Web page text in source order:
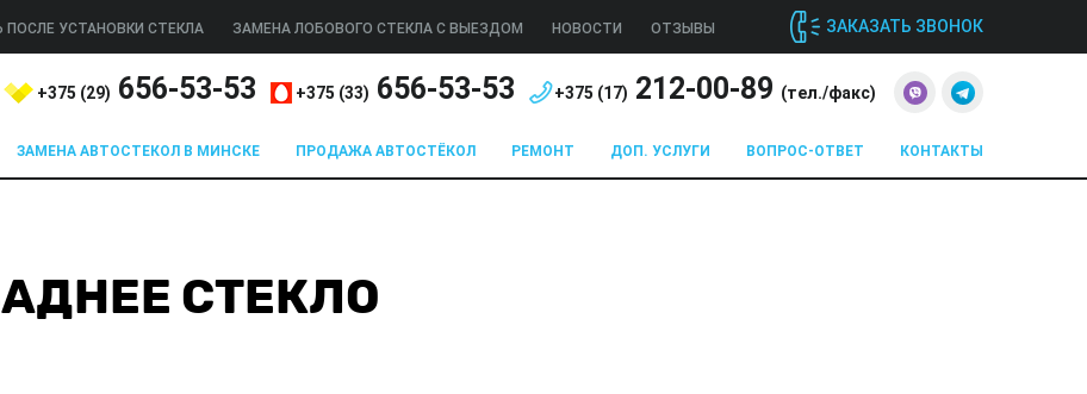
ПОСЛЕ УСТАНОВКИ СТЕКЛА ЗАМЕНА ЛОБОВОГО СТЕКЛА С ВЫЕЗДОМ НОВОСТИ ОТЗЫВЫ ЗАКАЗАТЬ ЗВОНОК
+375 (29) 656-53-53 +375 (33) 656-53-53 +375 (17) 212-00-89 (тел./факс)
ЗАМЕНА АВТОСТЕКОЛ В МИНСКЕ ПРОДАЖА АВТОСТЁКОЛ РЕМОНТ ДОП. УСЛУГИ ВОПРОС-ОТВЕТ КОНТАКТЫ
СТЕКЛО